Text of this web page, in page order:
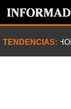
TENDENCIAS: